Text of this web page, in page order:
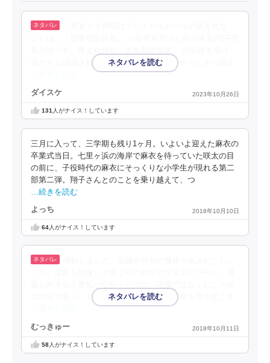
誰からも認識されなくなります。母親のノートにすら咲太
ダイスケ 2023年10月26日
131 人がナイス！しています
三月に入って、三学期も残り1ヶ月。いよいよ迎えた麻衣の
卒業式当日。七里ヶ浜の海岸で麻衣を待っていた咲太の目
の前に、子役時代の麻衣にそっくりな小学生が現れる第二
部第二弾。翔子さんとのことを乗り越えて、つ
…続きを読む
よっち 2018年10月10日
64人がナイス！しています
太の方であり、その事が新たな思春期症候群を引き起こす
むっきゅー 2018年10月11日
58人がナイス！しています